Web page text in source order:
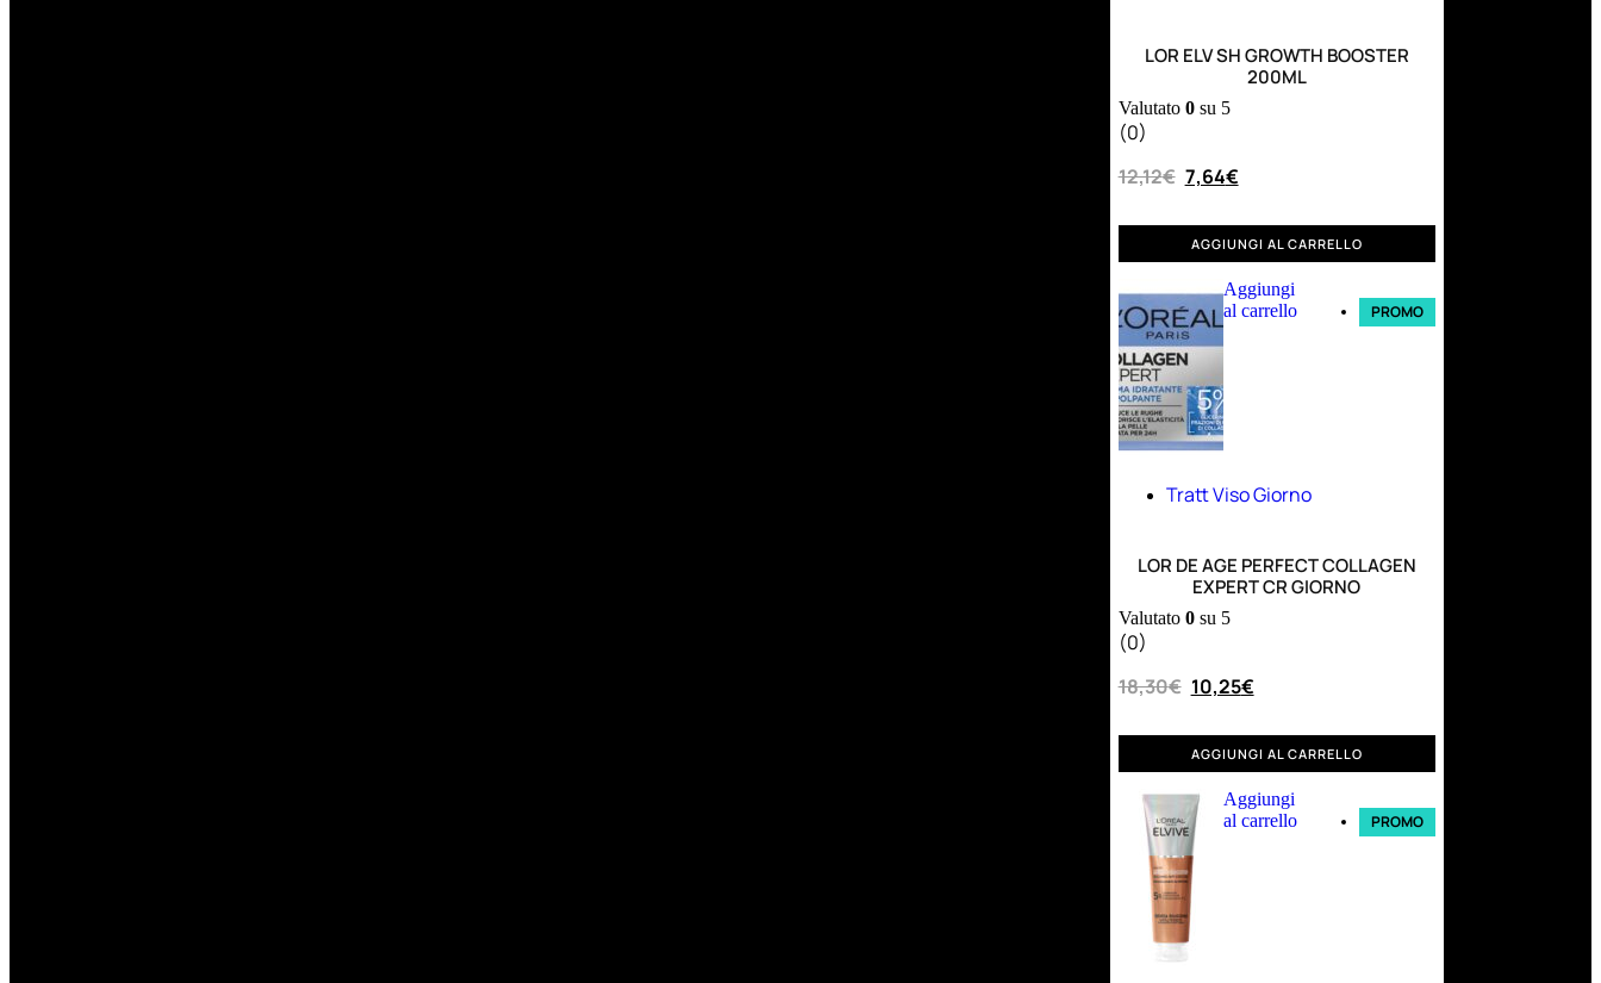
LOR ELV SH GROWTH BOOSTER
200ML
Valutato 0su 5
(0)
12,12€ 7,64€
AGGIUNGI AL CARRELLO
Aggiungi
al carrello
PROMO
Tratt Viso Giorno
LOR DE AGE PERFECT COLLAGEN
EXPERT CR GIORNO
Valutato 0su 5
(0)
18,30€ 10,25€
AGGIUNGI AL CARRELLO
Aggiungi
al carrello
PROMO